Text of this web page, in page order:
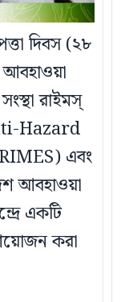
দিবস (২৮
রাইমস্
Hazard
এবং
আবহাওয়া
একটি
করা